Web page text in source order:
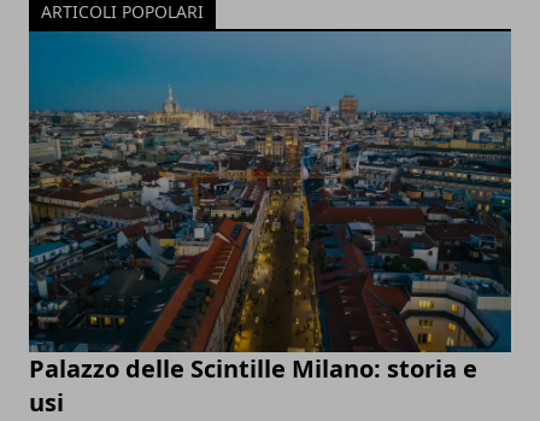
ARTICOLI POPOLARI
Palazzo delle Scintille Milano: storia e
usi